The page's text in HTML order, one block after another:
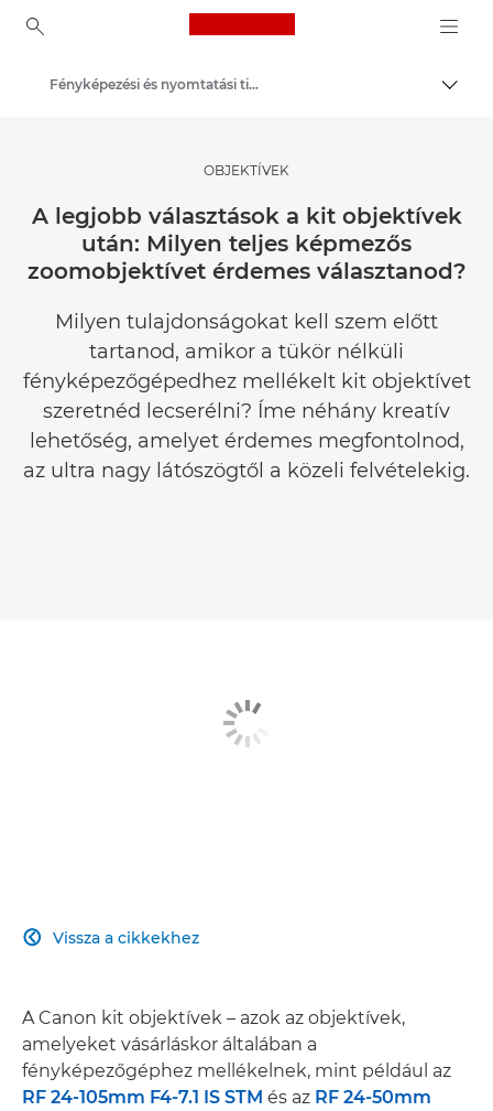
Canon Logo, back to
Meríts inspirációt | Tippek fényképezéshez és nyomtatáshoz, valamint vásárlói útmutatók
Fényképezési és nyomtatási tippek és technikák
OBJEKTÍVEK
A legjobb választások a kit objektívek
után: Milyen teljes képmezős
zoomobjektívet érdemes választanod?
Milyen tulajdonságokat kell szem előtt
tartanod, amikor a tükör nélküli
fényképezőgépedhez mellékelt kit objektívet
szeretnéd lecserélni? Íme néhány kreatív
lehetőség, amelyet érdemes megfontolnod,
az ultra nagy látószögtől a közeli felvételekig.
Vissza a cikkekhez

A Canon kit objektívek – azok az objektívek,
amelyeket vásárláskor általában a
fényképezőgéphez mellékelnek, mint például az
RF 24-105mm F4-7.1 IS STM és az RF 24-50mm